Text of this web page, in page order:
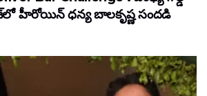
హీరోయిన్ ధ‌న్య బాల‌కృష్ణ‌ సందడి